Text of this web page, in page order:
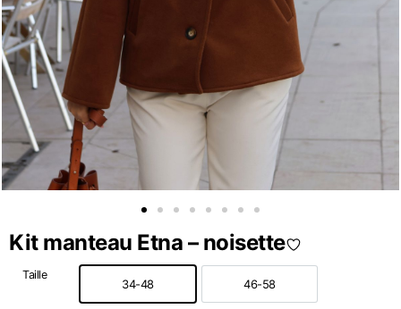
Kit manteau Etna – noisette
Taille
34-48 46-58